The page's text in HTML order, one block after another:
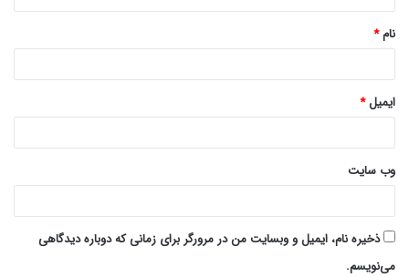
*
نام*
ایمیل*
وب‌ سایت
ذخیره نام، ایمیل و وبسایت من در مرورگر برای زمانی که دوباره دیدگاهی
می‌نویسم.